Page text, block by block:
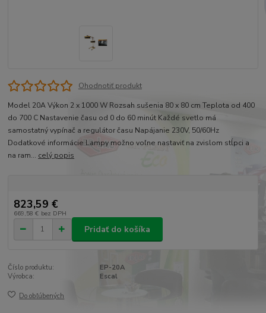
Ohodnotiť produkt
Model 20A Výkon 2 x 1000 W Rozsah sušenia 80 x 80 cm Teplota od 400
do 700 C Nastavenie času od 0 do 60 minút Každé svetlo má
samostatný vypínač a regulátor času Napájanie 230V, 50/60Hz
Dodatkové informácie Lampy možno voľne nastaviť na zvislom stĺpci a
na ram... celý popis
823,59 €
669,58 € bez DPH
Pridať do košíka
Číslo produktu:
EP-20A
Výrobca:
Escal
Do obľúbených